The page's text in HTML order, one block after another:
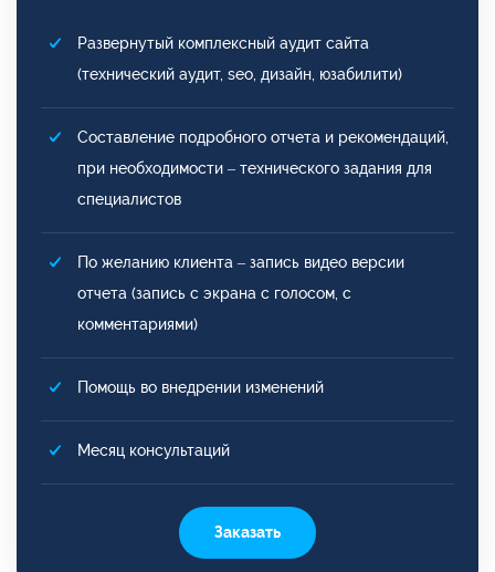
Развернутый комплексный аудит сайта
(технический аудит, seo, дизайн, юзабилити)
Составление подробного отчета и рекомендаций,
при необходимости – технического задания для
специалистов
По желанию клиента – запись видео версии
отчета (запись с экрана с голосом, с
комментариями)
Помощь во внедрении изменений
Месяц консультаций
Заказать